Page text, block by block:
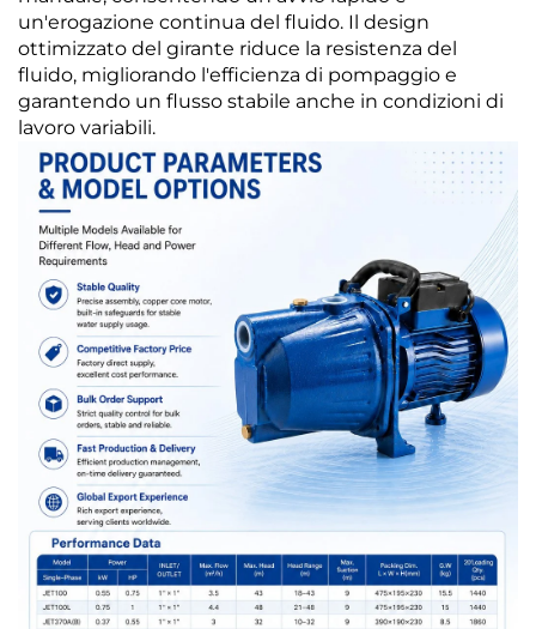
un'erogazione continua del fluido. Il design
ottimizzato del girante riduce la resistenza del
fluido, migliorando l'efficienza di pompaggio e
garantendo un flusso stabile anche in condizioni di
lavoro variabili.